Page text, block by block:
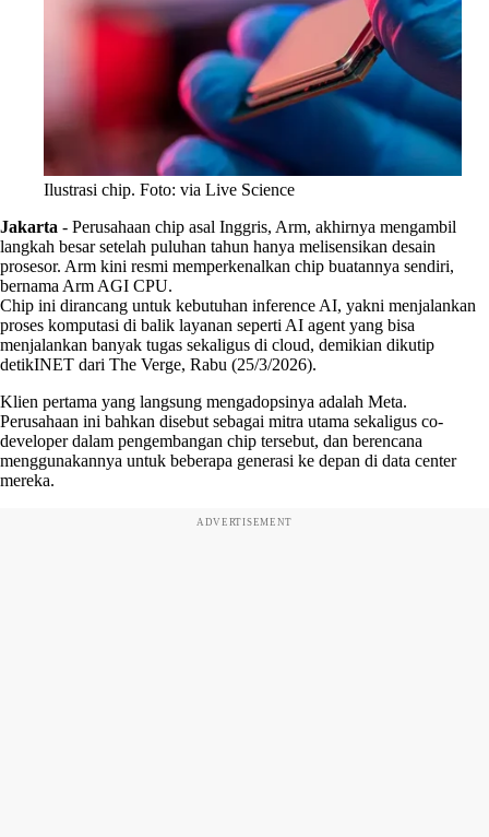
Ilustrasi chip. Foto: via Live Science
Jakarta - Perusahaan chip asal Inggris, Arm, akhirnya mengambil
langkah besar setelah puluhan tahun hanya melisensikan desain
prosesor. Arm kini resmi memperkenalkan chip buatannya sendiri,
bernama Arm AGI CPU.
Chip ini dirancang untuk kebutuhan inference AI, yakni menjalankan
proses komputasi di balik layanan seperti AI agent yang bisa
menjalankan banyak tugas sekaligus di cloud, demikian dikutip
detikINET dari The Verge, Rabu (25/3/2026).
Klien pertama yang langsung mengadopsinya adalah Meta.
Perusahaan ini bahkan disebut sebagai mitra utama sekaligus co-
developer dalam pengembangan chip tersebut, dan berencana
menggunakannya untuk beberapa generasi ke depan di data center
mereka.
ADVERTISEMENT